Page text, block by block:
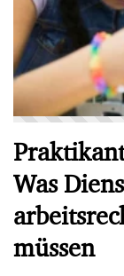
Was
müssen